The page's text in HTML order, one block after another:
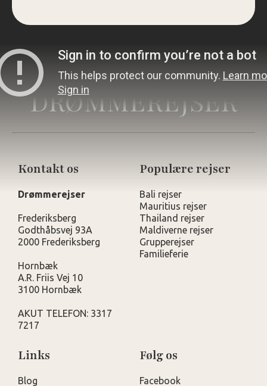
DRØMMEREJSER
Kontakt os
Drømmerejser
Frederiksberg
Godthåbsvej 93A
2000 Frederiksberg
Hornbæk
A.R. Friis Vej 10
3100 Hornbæk
AKUT TELEFON: 3317
7217
Populære rejser
Bali rejser
Mauritius rejser
Thailand rejser
Maldiverne rejser
Grupperejser
Familieferie
Links
Blog
Følg os
Facebook